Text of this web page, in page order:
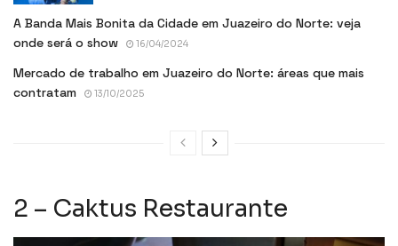
A Banda Mais Bonita da Cidade em Juazeiro do Norte: veja
onde será o show
16/04/2024
Mercado de trabalho em Juazeiro do Norte: áreas que mais
contratam
13/10/2025
2 – Caktus Restaurante